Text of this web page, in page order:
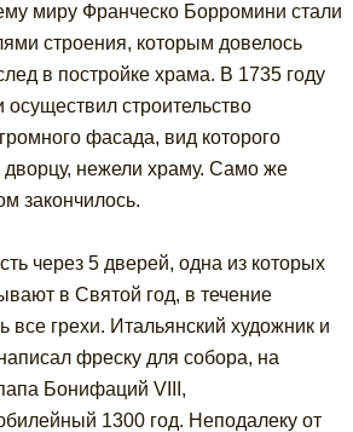
миру Франческо Борромини стали
строения, которым довелось
в постройке храма. В 1735 году
строительство
фасада, вид которого
нежели храму. Само же
закончилось.
через 5 дверей, одна из которых
в Святой год, в течение
все грехи. Итальянский художник и
фреску для собора, на
Бонифаций VIII,
1300 год. Неподалеку от